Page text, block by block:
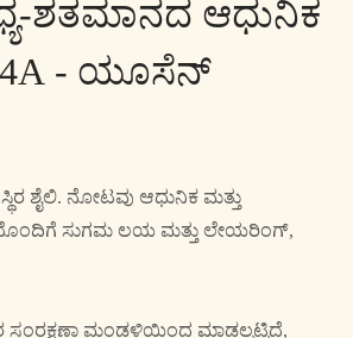
ಶತಮಾನದ ಆಧುನಿಕ
- ಯೂಸೆನ್
ಶೈಲಿ. ನೋಟವು ಆಧುನಿಕ ಮತ್ತು
ಸುಗಮ ಲಯ ಮತ್ತು ಲೇಯರಿಂಗ್,
ಸಂರಕ್ಷಣಾ ಮಂಡಳಿಯಿಂದ ಮಾಡಲ್ಪಟ್ಟಿದೆ,